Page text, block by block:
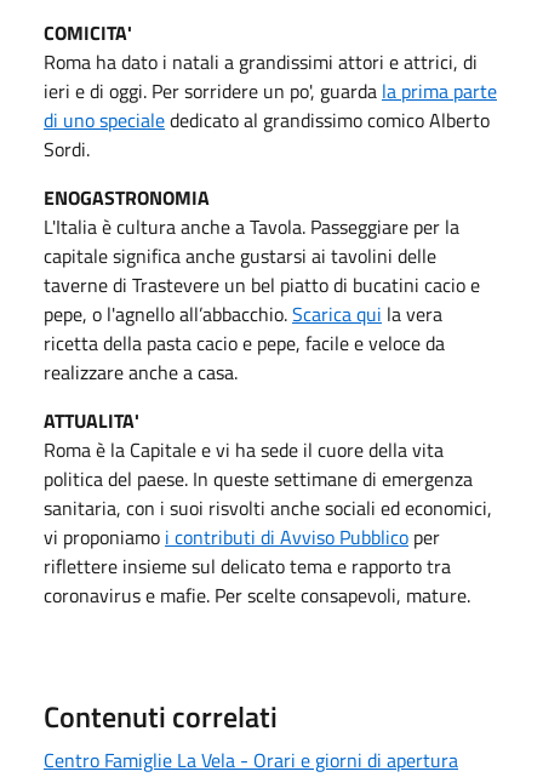
COMICITA'
Roma ha dato i natali a grandissimi attori e attrici, di
ieri e di oggi. Per sorridere un po', guarda la prima parte
di uno specialededicato al grandissimo comico Alberto
Sordi.
ENOGASTRONOMIA
L'Italia è cultura anche a Tavola. Passeggiare per la
capitale significa anche gustarsi ai tavolini delle
taverne di Trastevere un bel piatto di bucatini cacio e
pepe, o l'agnello all’abbacchio.Scarica qui la vera
ricetta della pasta cacio e pepe, facile e veloce da
realizzare anche a casa.
ATTUALITA'
Roma è la Capitale e vi ha sede il cuore della vita
politica del paese. In queste settimane di emergenza
sanitaria, con i suoi risvolti anche sociali ed economici,
vi proponiamo i contributi di Avviso Pubblico per
riflettere insieme sul delicato tema e rapporto tra
coronavirus e mafie. Per scelte consapevoli, mature.
Contenuti correlati
Centro Famiglie La Vela - Orari e giorni di apertura